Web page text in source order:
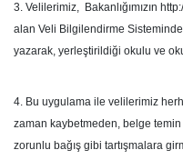
3. Velilerimiz, Bakanlığımızın
alan Veli Bilgilendirme
yazarak, yerleştirildiği okulu ve
4. Bu uygulama ile velilerimiz
zaman kaybetmeden, belge temin
zorunlu bağış gibi tartışmalara